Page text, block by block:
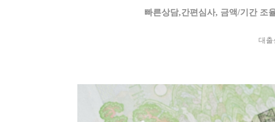
빠른상담,간편심사, 금액/기간 조
대출